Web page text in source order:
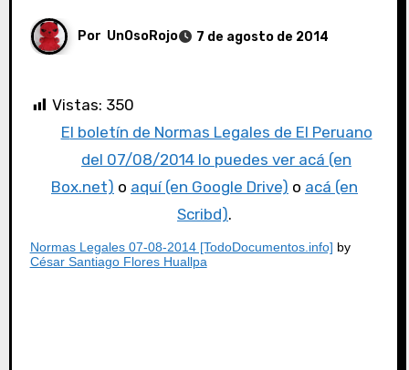
Por UnOsoRojo 7 de agosto de 2014
Vistas: 350
El boletín de Normas Legales de El Peruano
del 07/08/2014 lo puedes ver acá (en
Box.net) o aquí (en Google Drive) o acá (en
Scribd).
Normas Legales 07-08-2014 [TodoDocumentos.info] by
César Santiago Flores Huallpa